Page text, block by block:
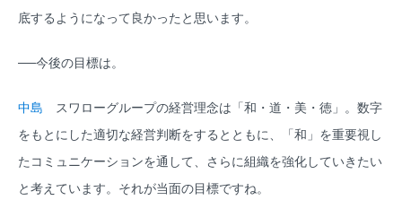
底するようになって良かったと思います。
──今後の目標は。
中島 スワローグループの経営理念は「和・道・美・徳」。数字
をもとにした適切な経営判断をするとともに、「和」を重要視し
たコミュニケーションを通して、さらに組織を強化していきたい
と考えています。それが当面の目標ですね。